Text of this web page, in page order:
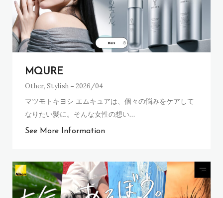
MQURE
Other,Stylish 2026/04
マツモトキヨシ エムキュアは、個々の悩みをケアして
なりたい髪に。そんな女性の想い…
See More Information